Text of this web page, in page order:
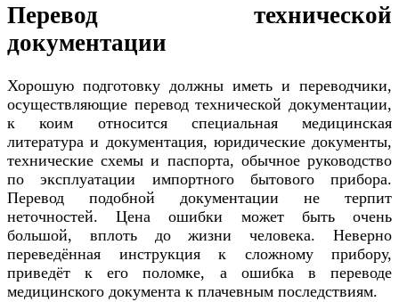
Перевод технической
документации
Хорошую подготовку должны иметь и переводчики,
осуществляющие перевод технической документации,
к коим относится специальная медицинская
литература и документация, юридические документы,
технические схемы и паспорта, обычное руководство
по эксплуатации импортного бытового прибора.
Перевод подобной документации не терпит
неточностей. Цена ошибки может быть очень
большой, вплоть до жизни человека. Неверно
переведённая инструкция к сложному прибору,
приведёт к его поломке, а ошибка в переводе
медицинского документа к плачевным последствиям.